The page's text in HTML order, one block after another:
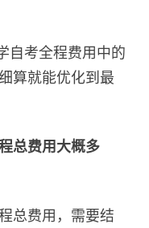
考全程费用中的
算就能优化到最
总费用大概多
费用，需要结